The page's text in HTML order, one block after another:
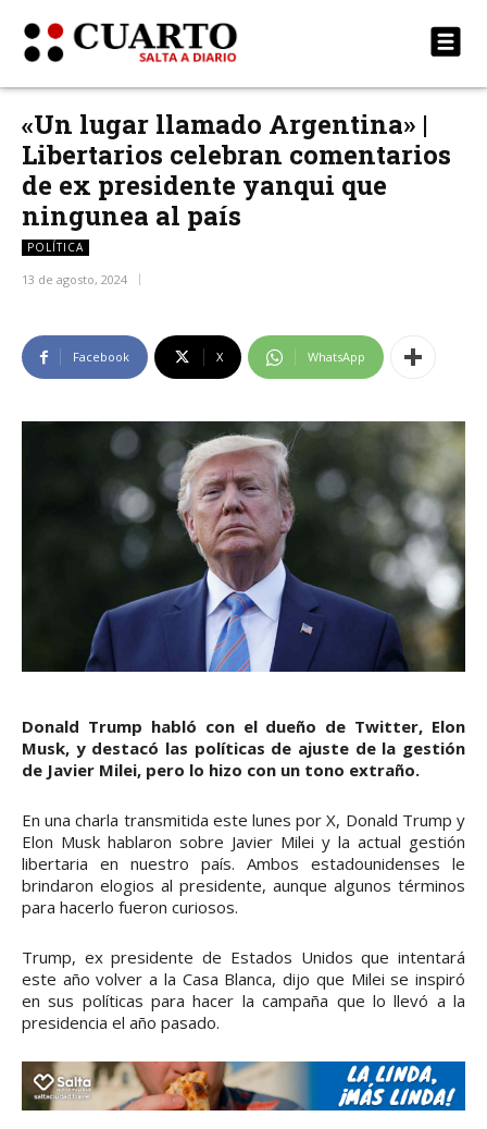
«Un lugar llamado Argentina» |
Libertarios celebran comentarios
de ex presidente yanqui que
ningunea al país
POLÍTICA
13 de agosto, 2024
Facebook X WhatsApp
Donald Trump habló con el dueño de Twitter, Elon
Musk, y destacó las políticas de ajuste de la gestión
de Javier Milei, pero lo hizo con un tono extraño.
En una charla transmitida este lunes por X, Donald Trump y
Elon Musk hablaron sobre Javier Milei y la actual gestión
libertaria en nuestro país. Ambos estadounidenses le
brindaron elogios al presidente, aunque algunos términos
para hacerlo fueron curiosos.
Trump, ex presidente de Estados Unidos que intentará
este año volver a la Casa Blanca, dijo que Milei se inspiró
en sus políticas para hacer la campaña que lo llevó a la
presidencia el año pasado.